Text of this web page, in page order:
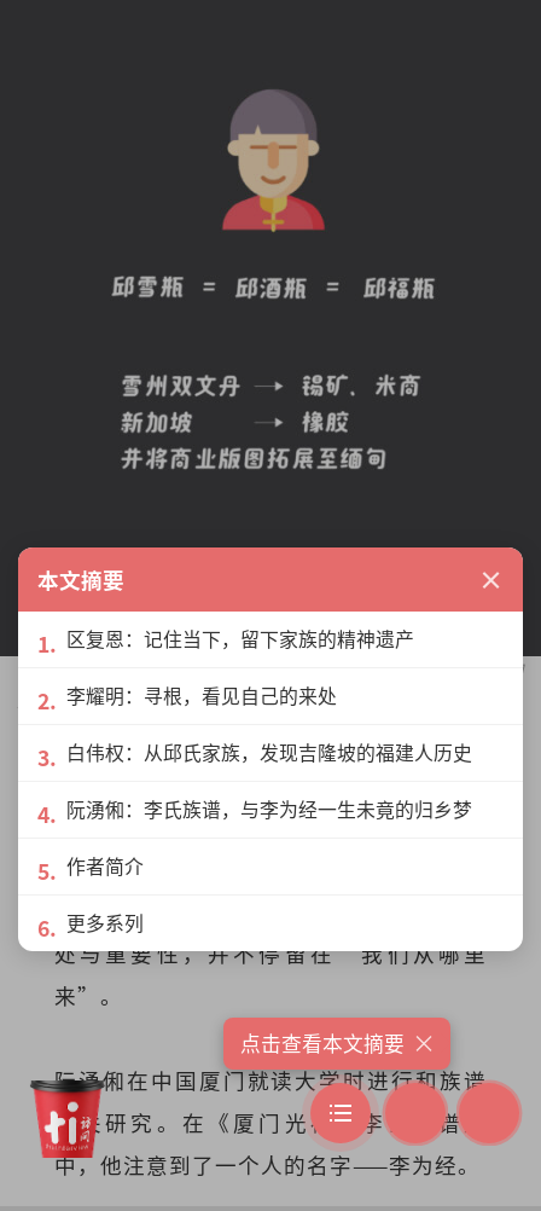
“邱雪瓶”、“邱酒瓶”、“邱福瓶”，都是同一个人。（图
片来源：访问网制图）
阮湧俰：李氏族谱，与李为经一生未竟
的归乡梦
这是一个几乎没有人翻阅族谱的时代。华
社研究中心研究员阮湧俰提出，族谱的用
处与重要性，并不停留在“我们从哪里
来”。
阮湧俰在中国厦门就读大学时进行和族谱
相关研究。在《厦门光裕堂李氏族谱》
中，他注意到了一个人的名字——李为经。
本文摘要 ×
区复恩：记住当下，留下家族的精神遗产
李耀明：寻根，看见自己的来处
白伟权：从邱氏家族，发现吉隆坡的福建人历史
阮湧俰：李氏族谱，与李为经一生未竟的归乡梦
作者简介
更多系列
点击查看本文摘要 ×